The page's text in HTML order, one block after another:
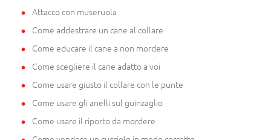
Attacco con museruola
Come addestrare un cane al collare
Come educare il cane a non mordere
Come scegliere il cane adatto a voi
Come usare giusto il collare con le punte
Come usare gli anelli sul guinzaglio
Come usare il riporto da mordere